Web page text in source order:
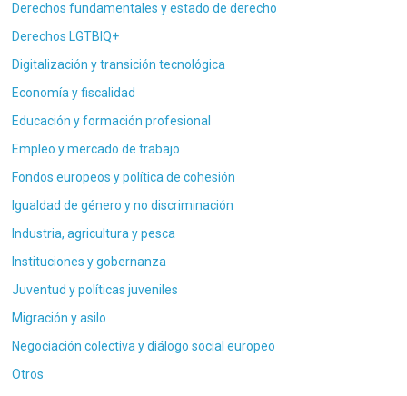
Derechos fundamentales y estado de derecho
Derechos LGTBIQ+
Digitalización y transición tecnológica
Economía y fiscalidad
Educación y formación profesional
Empleo y mercado de trabajo
Fondos europeos y política de cohesión
Igualdad de género y no discriminación
Industria, agricultura y pesca
Instituciones y gobernanza
Juventud y políticas juveniles
Migración y asilo
Negociación colectiva y diálogo social europeo
Otros